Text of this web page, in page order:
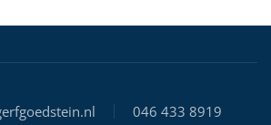
046 433 8919